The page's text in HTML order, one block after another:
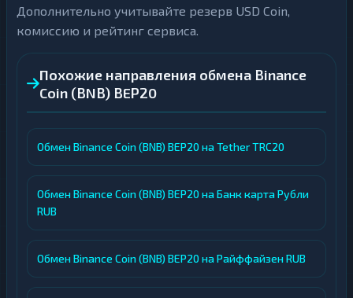
Дополнительно учитывайте резерв USD Coin,
комиссию и рейтинг сервиса.
Похожие направления обмена Binance
Coin (BNB) BEP20
Обмен Binance Coin (BNB) BEP20 на Tether TRC20
Обмен Binance Coin (BNB) BEP20 на Банк карта Рубли
RUB
Обмен Binance Coin (BNB) BEP20 на Райффайзен RUB